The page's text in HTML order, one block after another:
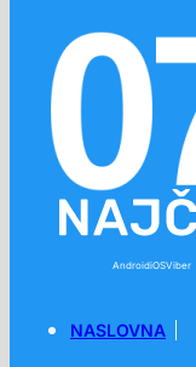
AndroidiOSViber
NASLOVNA